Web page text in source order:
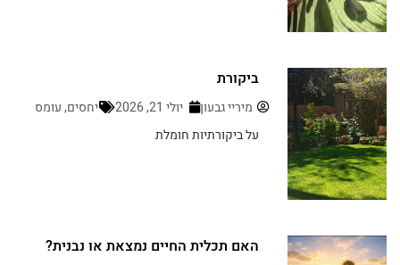
ביקורת
מיריי גבעון יולי 21, 2026 יחסים,עומס
על ביקורתיות חומלת
האם תכלית החיים נמצאת או נבנית?